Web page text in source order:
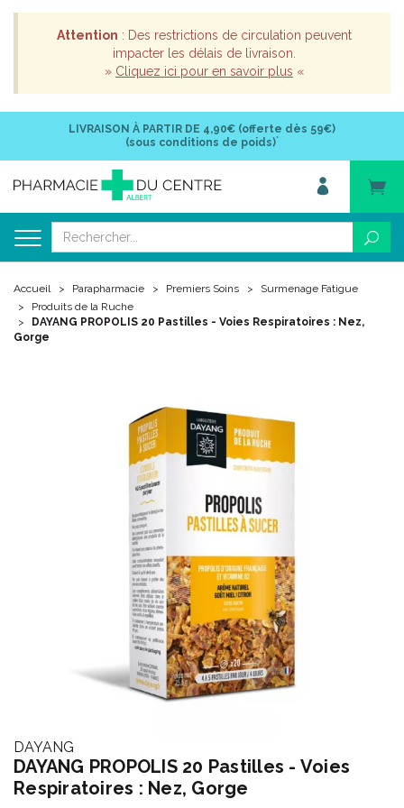
Attention : Des restrictions de circulation peuvent
impacter les délais de livraison.
» Cliquez ici pour en savoir plus «
LIVRAISON À PARTIR DE 4,90€ (offerte dès 59€)
(sous conditions de poids)*
Accueil Parapharmacie Premiers Soins
Surmenage Fatigue
Produits de la Ruche
DAYANG PROPOLIS 20 Pastilles - Voies Respiratoires : Nez,
Gorge
DAYANG
DAYANG PROPOLIS 20 Pastilles - Voies
Respiratoires : Nez, Gorge